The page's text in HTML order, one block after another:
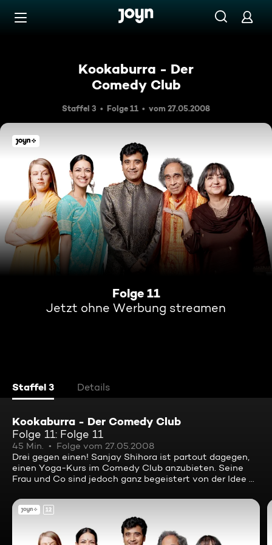
Zum Inhalt springen
Kookaburra - Der
Comedy Club
Staffel 3 Folge 11 vom 27.05.2008
Folge 11
Jetzt ohne Werbung streamen
Staffel 3 Details
Kookaburra - Der Comedy Club
Folge 11: Folge 11
45 Min.
Folge vom 27.05.2008
Drei gegen einen! Sanjay Shihora ist partout dagegen,
einen Yoga-Kurs im Comedy Club anzubieten. Seine
Frau und Co sind jedoch ganz begeistert von der Idee ...
12